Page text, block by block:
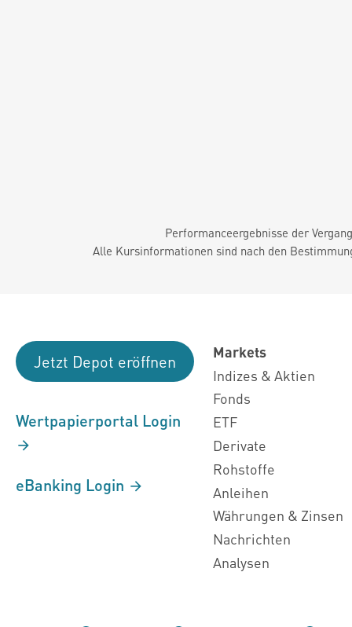
Performanceergebnisse der
Alle Kursinformationen sind nach den
Jetzt Depot eröffnen
Wertpapierportal Login
eBanking Login
Markets
Indizes & Aktien
Fonds
ETF
Derivate
Rohstoffe
Anleihen
Währungen & Zinsen
Nachrichten
Analysen